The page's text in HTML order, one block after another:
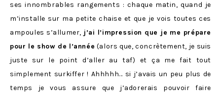
ses innombrables rangements : chaque matin, quand je
m’installe sur ma petite chaise et que je vois toutes ces
ampoules s’allumer, j’ai l’impression que je me prépare
pour le show de l’année (alors que, concrètement, je suis
juste sur le point d’aller au taf) et ça me fait tout
simplement surkiffer ! Ahhhhh… si j’avais un peu plus de
temps je vous assure que j’adorerais pouvoir faire